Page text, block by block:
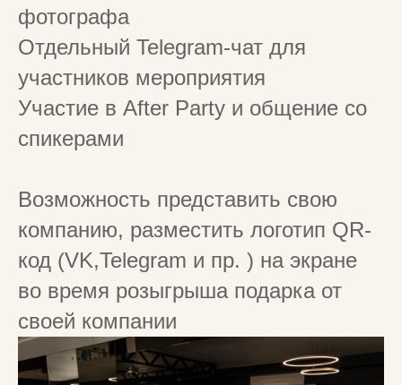
фотографа
Отдельный Telegram-чат для
участников мероприятия
Участие в After Party и общение со
спикерами
Возможность представить свою
компанию, разместить логотип QR-
код (VK,Telegram и пр. ) на экране
во время розыгрыша подарка от
своей компании